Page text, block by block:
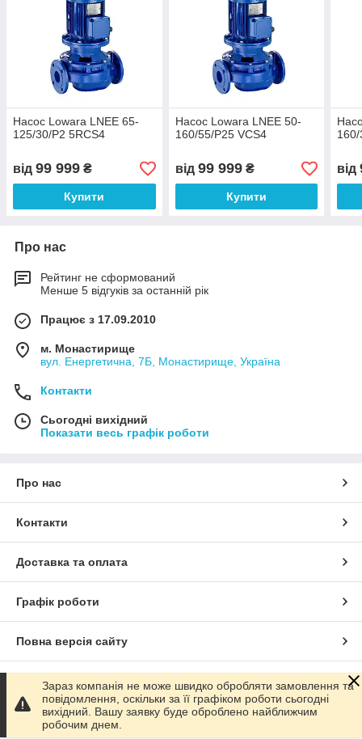
Насос Lowara LNEE 65-
125/30/P2 5RCS4
від 99 999 ₴
Купити
Насос Lowara LNEE 50-
160/55/P25 VCS4
від 99 999₴
Купити
від
Про нас
Рейтинг не сформований
Менше 5 відгуків за останній рік
Працює з 17.09.2010
м. Монастирище
вул. Енергетична, 7Б, Монастирище, Україна
Контакти
Сьогодні вихідний
Показати весь графік роботи
Про нас
Контакти
Доставка та оплата
Графік роботи
Повна версія сайту
Сайт створено на маркетплейсіProm.ua
Політика конфіденційності
Зараз компанія не може швидко обробляти замовлення та
повідомлення, оскільки за її графіком роботи сьогодні
вихідний. Вашу заявку буде оброблено найближчим
робочим днем.